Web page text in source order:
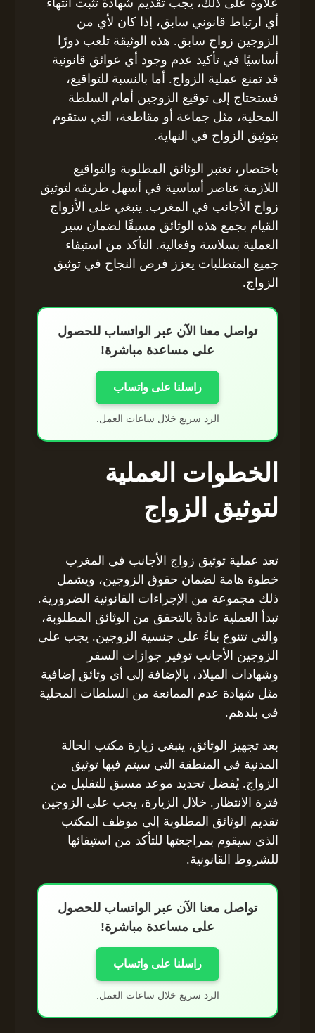
أي ارتباط قانوني سابق، إذا كان لأي من
الزوجين زواج سابق. هذه الوثيقة تلعب دورًا
أساسيًا في تأكيد عدم وجود أي عوائق قانونية
قد تمنع عملية الزواج. أما بالنسبة للتواقيع،
فستحتاج إلى توقيع الزوجين أمام السلطة
المحلية، مثل جماعة أو مقاطعة، التي ستقوم
بتوثيق الزواج في النهاية.
باختصار، تعتبر الوثائق المطلوبة والتواقيع
اللازمة عناصر أساسية في أسهل طريقه لتوثيق
زواج الأجانب في المغرب. ينبغي على الأزواج
القيام بجمع هذه الوثائق مسبقًا لضمان سير
العملية بسلاسة وفعالية. التأكد من استيفاء
جميع المتطلبات يعزز فرص النجاح في توثيق
الزواج.
تواصل معنا الآن عبر الواتساب للحصول
على مساعدة مباشرة!
راسلنا على واتساب
الرد سريع خلال ساعات العمل.
الخطوات العملية
لتوثيق الزواج
تعد عملية توثيق زواج الأجانب في المغرب
خطوة هامة لضمان حقوق الزوجين، ويشمل
ذلك مجموعة من الإجراءات القانونية الضرورية.
تبدأ العملية عادةً بالتحقق من الوثائق المطلوبة،
والتي تتنوع بناءً على جنسية الزوجين. يجب على
الزوجين الأجانب توفير جوازات السفر
وشهادات الميلاد، بالإضافة إلى أي وثائق إضافية
مثل شهادة عدم الممانعة من السلطات المحلية
في بلدهم.
بعد تجهيز الوثائق، ينبغي زيارة مكتب الحالة
المدنية في المنطقة التي سيتم فيها توثيق
الزواج. يُفضل تحديد موعد مسبق للتقليل من
فترة الانتظار. خلال الزيارة، يجب على الزوجين
تقديم الوثائق المطلوبة إلى موظف المكتب
الذي سيقوم بمراجعتها للتأكد من استيفائها
للشروط القانونية.
تواصل معنا الآن عبر الواتساب للحصول
على مساعدة مباشرة!
راسلنا على واتساب
الرد سريع خلال ساعات العمل.